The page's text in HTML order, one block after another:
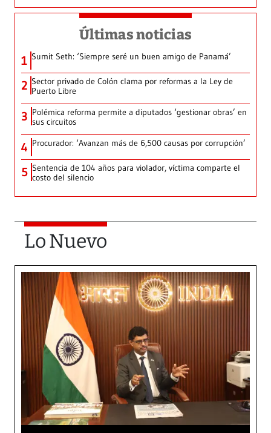
Últimas noticias
1 Sumit Seth: ‘Siempre seré un buen amigo de Panamá’
2 Sector privado de Colón clama por reformas a la Ley de
Puerto Libre
3 Polémica reforma permite a diputados ‘gestionar obras’ en
sus circuitos
4 Procurador: ‘Avanzan más de 6,500 causas por corrupción’
5 Sentencia de 104 años para violador, víctima comparte el
costo del silencio
Lo Nuevo